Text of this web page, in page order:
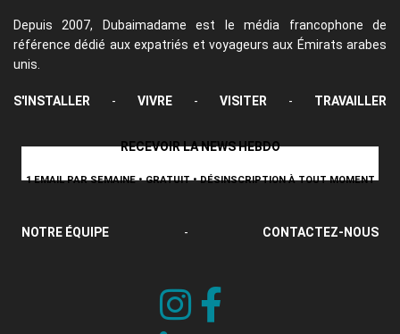
Depuis 2007, Dubaimadame est le média francophone de
référence dédié aux expatriés et voyageurs aux Émirats arabes
unis.
S'INSTALLER - VIVRE - VISITER - TRAVAILLER
RECEVOIR LA NEWS HEBDO
1 EMAIL PAR SEMAINE • GRATUIT • DÉSINSCRIPTION À TOUT MOMENT
NOTRE ÉQUIPE - CONTACTEZ-NOUS